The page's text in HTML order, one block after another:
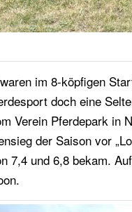
im 8-köpfigen
doch eine
Verein Pferdepark in
der Saison vor
7,4 und 6,8 bekam.